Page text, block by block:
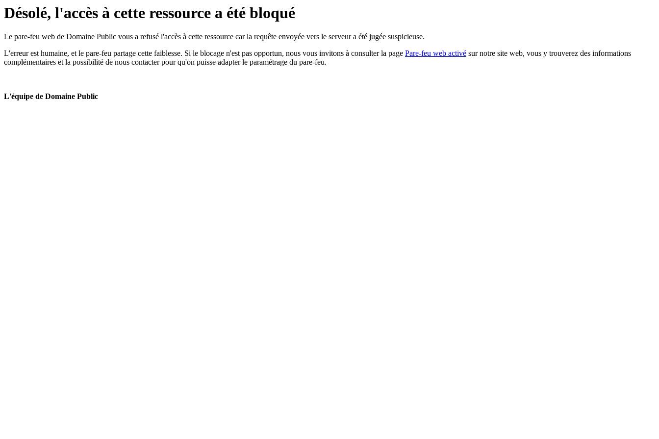
Désolé, l'accès à cette ressource a été bloqué
Le pare-feu web de Domaine Public vous a refusé l'accès à cette ressource car la requête envoyée vers le serveur a été jugée suspicieuse.
L'erreur est humaine, et le pare-feu partage cette faiblesse. Si le blocage n'est pas opportun, nous vous invitons à consulter la page Pare-feu web activé sur notre site web, vous y trouverez des informations
complémentaires et la possibilité de nous contacter pour qu'on puisse adapter le paramétrage du pare-feu.
L'équipe de Domaine Public